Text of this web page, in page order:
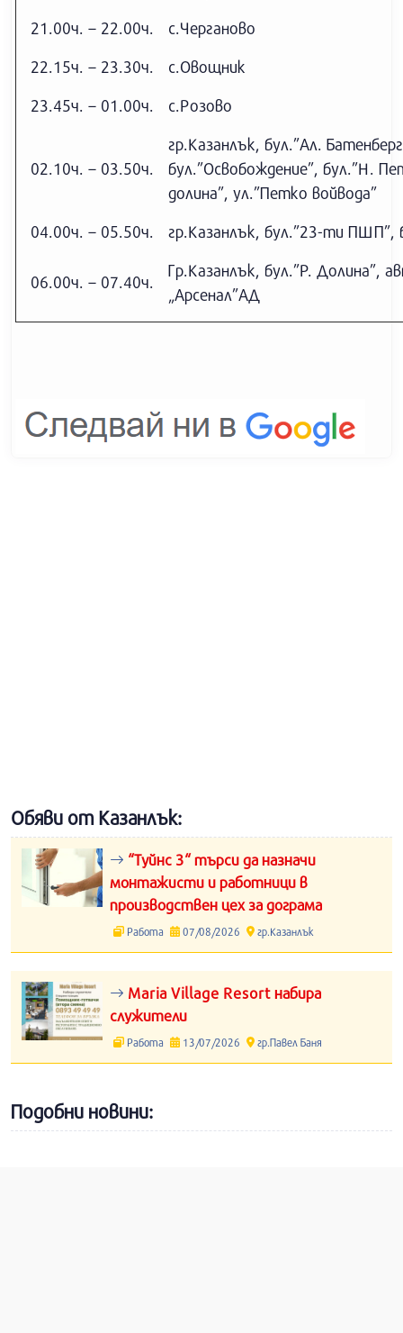
21.00ч. – 22.00ч.
с.Черганово
22.15ч. – 23.30ч.
с.Овощник
23.45ч. – 01.00ч.
с.Розово
02.10ч. – 03.50ч.
гр.Казанлък, бул.”Ал.
бул.”Освобождение”, бул.”Н.
долина”, ул.”Петко войвода”
04.00ч. – 05.50ч.
гр.Казанлък, бул.”23-ти ПШП”,
06.00ч. – 07.40ч.
Гр.Казанлък, бул.”Р. Долина”,
„Арсенал”АД
Обяви от Казанлък:
“Туйнс 3“ търси да назначи
монтажисти и работници в
производствен цех за дограма
Работа 07/08/2026 гр.Казанлък
Maria Village Resort набира
служители
Работа 13/07/2026 гр.Павел Баня
Подобни новини: